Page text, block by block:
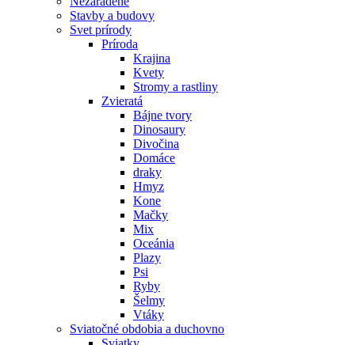
Stavby a budovy
Svet prírody
Príroda
Krajina
Kvety
Stromy a rastliny
Zvieratá
Bájne tvory
Dinosaury
Divočina
Domáce
draky
Hmyz
Kone
Mačky
Mix
Oceánia
Plazy
Psi
Ryby
Šelmy
Vtáky
Sviatočné obdobia a duchovno